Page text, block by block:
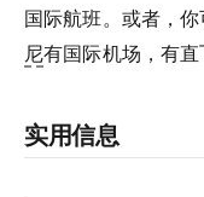
国际航班。或者，
尼有国际机场，有直
实用信息